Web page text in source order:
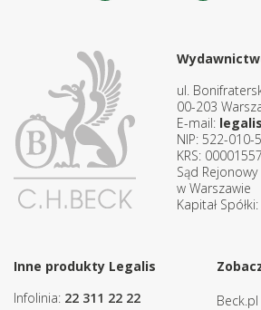
ul.
00-203
E-mail:
NIP: 522-010-
KRS:
Sąd
w Warszawie
Kapitał
Inne produkty Legalis
Infolinia: 22 311 22 22
Beck.pl